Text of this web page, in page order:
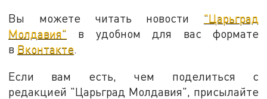
Вы можете читать новости "Царьград
Молдавия" в удобном для вас формате
в Вконтакте.
Если вам есть, чем поделиться с
редакцией "Царьград Молдавия", присылайте